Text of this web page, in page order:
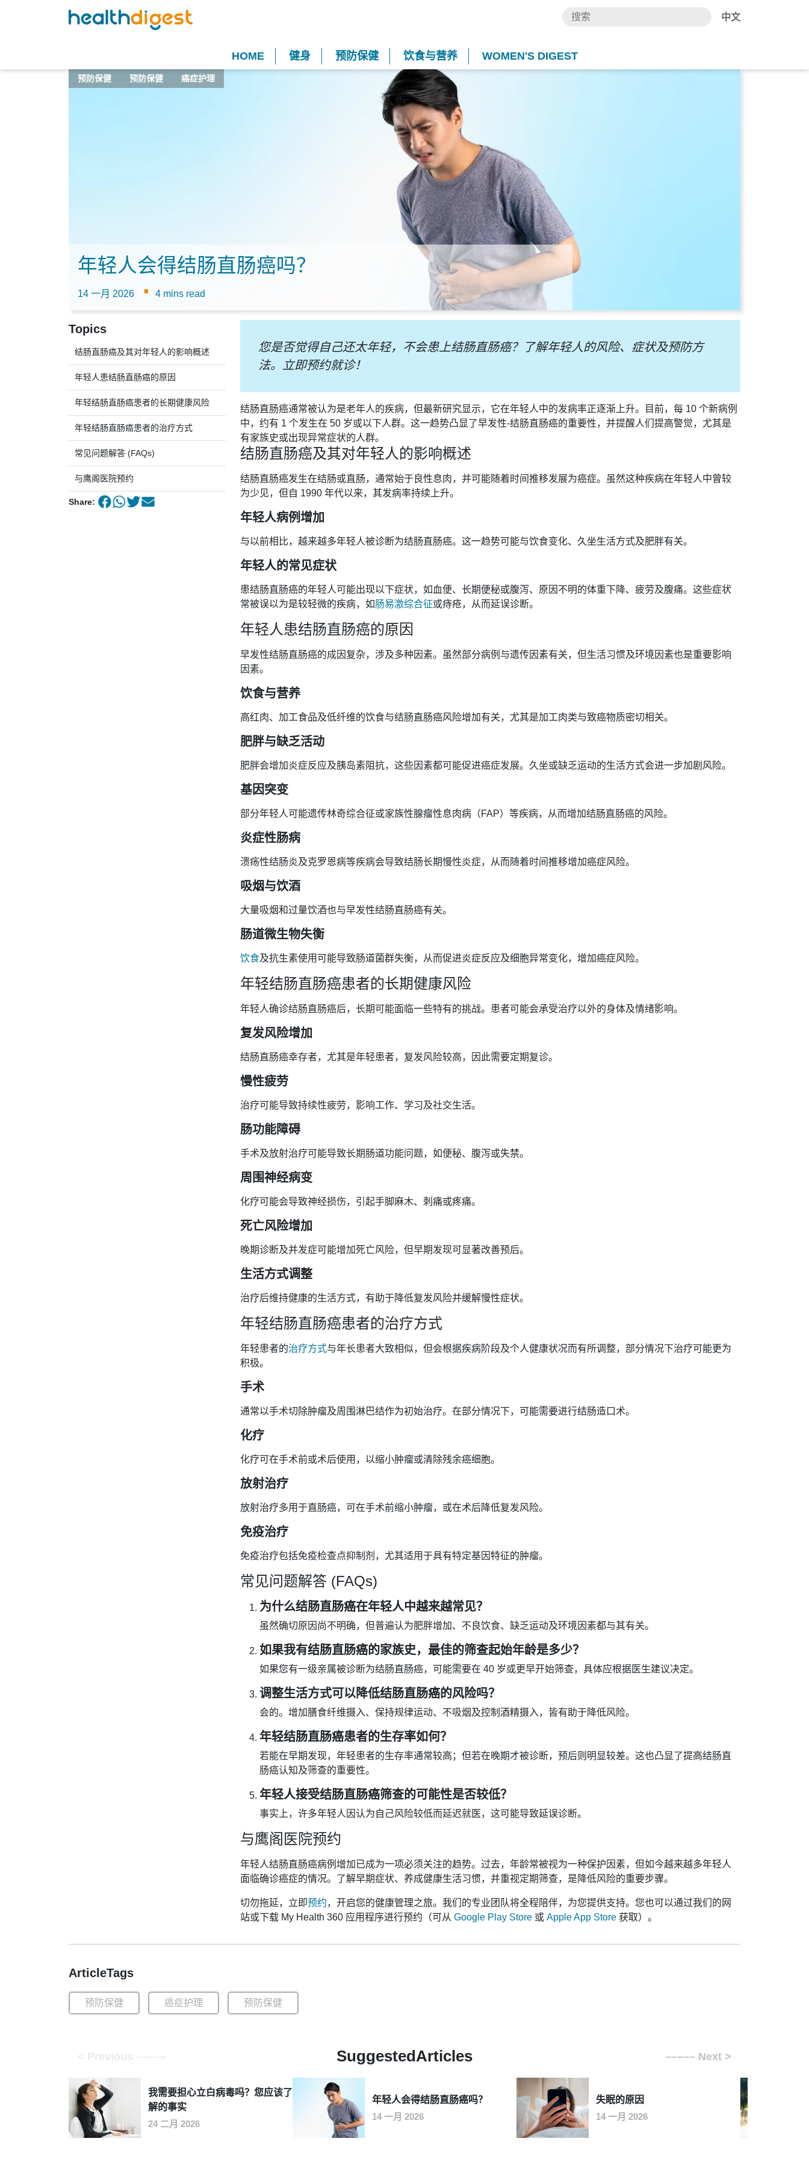
中文
HOME 健身 预防保健 饮食与营养 WOMEN'S DIGEST
预防保健 预防保健 癌症护理
年轻人会得结肠直肠癌吗？
14 一月 2026 · 4 mins read
Topics
结肠直肠癌及其对年轻人的影响概述
年轻人患结肠直肠癌的原因
年轻结肠直肠癌患者的长期健康风险
年轻结肠直肠癌患者的治疗方式
常见问题解答 (FAQs)
与鹰阁医院预约
Share:
您是否觉得自己还太年轻，不会患上结肠直肠癌？了解年轻人的风险、症状及预防方
法。立即预约就诊！
结肠直肠癌通常被认为是老年人的疾病，但最新研究显示，它在年轻人中的发病率正逐渐上升。目前，每 10 个新病例
中，约有 1 个发生在 50 岁或以下人群。这一趋势凸显了早发性‑结肠直肠癌的重要性，并提醒人们提高警觉，尤其是
有家族史或出现异常症状的人群。
结肠直肠癌及其对年轻人的影响概述
结肠直肠癌发生在结肠或直肠，通常始于良性息肉，并可能随着时间推移发展为癌症。虽然这种疾病在年轻人中曾较
为少见，但自 1990 年代以来，其发病率持续上升。
年轻人病例增加
与以前相比，越来越多年轻人被诊断为结肠直肠癌。这一趋势可能与饮食变化、久坐生活方式及肥胖有关。
年轻人的常见症状
患结肠直肠癌的年轻人可能出现以下症状，如血便、长期便秘或腹泻、原因不明的体重下降、疲劳及腹痛。这些症状
常被误以为是较轻微的疾病，如肠易激综合征或痔疮，从而延误诊断。
年轻人患结肠直肠癌的原因
早发性结肠直肠癌的成因复杂，涉及多种因素。虽然部分病例与遗传因素有关，但生活习惯及环境因素也是重要影响
因素。
饮食与营养
高红肉、加工食品及低纤维的饮食与结肠直肠癌风险增加有关，尤其是加工肉类与致癌物质密切相关。
肥胖与缺乏活动
肥胖会增加炎症反应及胰岛素阻抗，这些因素都可能促进癌症发展。久坐或缺乏运动的生活方式会进一步加剧风险。
基因突变
部分年轻人可能遗传林奇综合征或家族性腺瘤性息肉病（FAP）等疾病，从而增加结肠直肠癌的风险。
炎症性肠病
溃疡性结肠炎及克罗恩病等疾病会导致结肠长期慢性炎症，从而随着时间推移增加癌症风险。
吸烟与饮酒
大量吸烟和过量饮酒也与早发性结肠直肠癌有关。
肠道微生物失衡
饮食及抗生素使用可能导致肠道菌群失衡，从而促进炎症反应及细胞异常变化，增加癌症风险。
年轻结肠直肠癌患者的长期健康风险
年轻人确诊结肠直肠癌后，长期可能面临一些特有的挑战。患者可能会承受治疗以外的身体及情绪影响。
复发风险增加
结肠直肠癌幸存者，尤其是年轻患者，复发风险较高，因此需要定期复诊。
慢性疲劳
治疗可能导致持续性疲劳，影响工作、学习及社交生活。
肠功能障碍
手术及放射治疗可能导致长期肠道功能问题，如便秘、腹泻或失禁。
周围神经病变
化疗可能会导致神经损伤，引起手脚麻木、刺痛或疼痛。
死亡风险增加
晚期诊断及并发症可能增加死亡风险，但早期发现可显著改善预后。
生活方式调整
治疗后维持健康的生活方式，有助于降低复发风险并缓解慢性症状。
年轻结肠直肠癌患者的治疗方式
年轻患者的治疗方式与年长患者大致相似，但会根据疾病阶段及个人健康状况而有所调整，部分情况下治疗可能更为
积极。
手术
通常以手术切除肿瘤及周围淋巴结作为初始治疗。在部分情况下，可能需要进行结肠造口术。
化疗
化疗可在手术前或术后使用，以缩小肿瘤或清除残余癌细胞。
放射治疗
放射治疗多用于直肠癌，可在手术前缩小肿瘤，或在术后降低复发风险。
免疫治疗
免疫治疗包括免疫检查点抑制剂，尤其适用于具有特定基因特征的肿瘤。
常见问题解答 (FAQs)
为什么结肠直肠癌在年轻人中越来越常见？
虽然确切原因尚不明确，但普遍认为肥胖增加、不良饮食、缺乏运动及环境因素都与其有关。
如果我有结肠直肠癌的家族史，最佳的筛查起始年龄是多少？
如果您有一级亲属被诊断为结肠直肠癌，可能需要在 40 岁或更早开始筛查，具体应根据医生建议决定。
调整生活方式可以降低结肠直肠癌的风险吗？
会的。增加膳食纤维摄入、保持规律运动、不吸烟及控制酒精摄入，皆有助于降低风险。
年轻结肠直肠癌患者的生存率如何？
若能在早期发现，年轻患者的生存率通常较高；但若在晚期才被诊断，预后则明显较差。这也凸显了提高结肠直
肠癌认知及筛查的重要性。
年轻人接受结肠直肠癌筛查的可能性是否较低？
事实上，许多年轻人因认为自己风险较低而延迟就医，这可能导致延误诊断。
与鹰阁医院预约
年轻人结肠直肠癌病例增加已成为一项必须关注的趋势。过去，年龄常被视为一种保护因素，但如今越来越多年轻人
面临确诊癌症的情况。了解早期症状、养成健康生活习惯，并重视定期筛查，是降低风险的重要步骤。
切勿拖延，立即预约，开启您的健康管理之旅。我们的专业团队将全程陪伴，为您提供支持。您也可以通过我们的网
站或下载 My Health 360 应用程序进行预约（可从 Google Play Store 或 Apple App Store 获取）。
ArticleTags
预防保健 癌症护理 预防保健
SuggestedArticles
我需要担心立白病毒吗？您应该了
解的事实
24 二月 2026
年轻人会得结肠直肠癌吗？
14 一月 2026
失眠的原因
14 一月 2026